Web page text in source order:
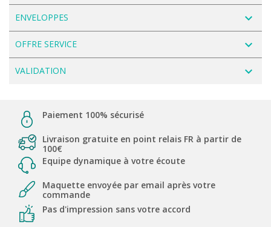
ENVELOPPES navigate_next
OFFRE SERVICE navigate_next
VALIDATION navigate_next
Paiement 100% sécurisé
Livraison gratuite en point relais FR à partir de
100€
Equipe dynamique à votre écoute
Maquette envoyée par email après votre
commande
Pas d'impression sans votre accord